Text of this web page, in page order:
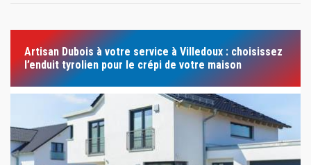
Artisan Dubois à votre service à Villedoux : choisissez
l’enduit tyrolien pour le crépi de votre maison